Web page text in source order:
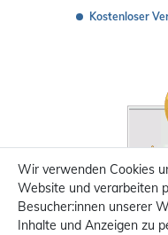
Kostenloser
Wir verwenden Cookies
Website und verarbeiten
Besucher:innen unserer
Inhalte und Anzeigen zu